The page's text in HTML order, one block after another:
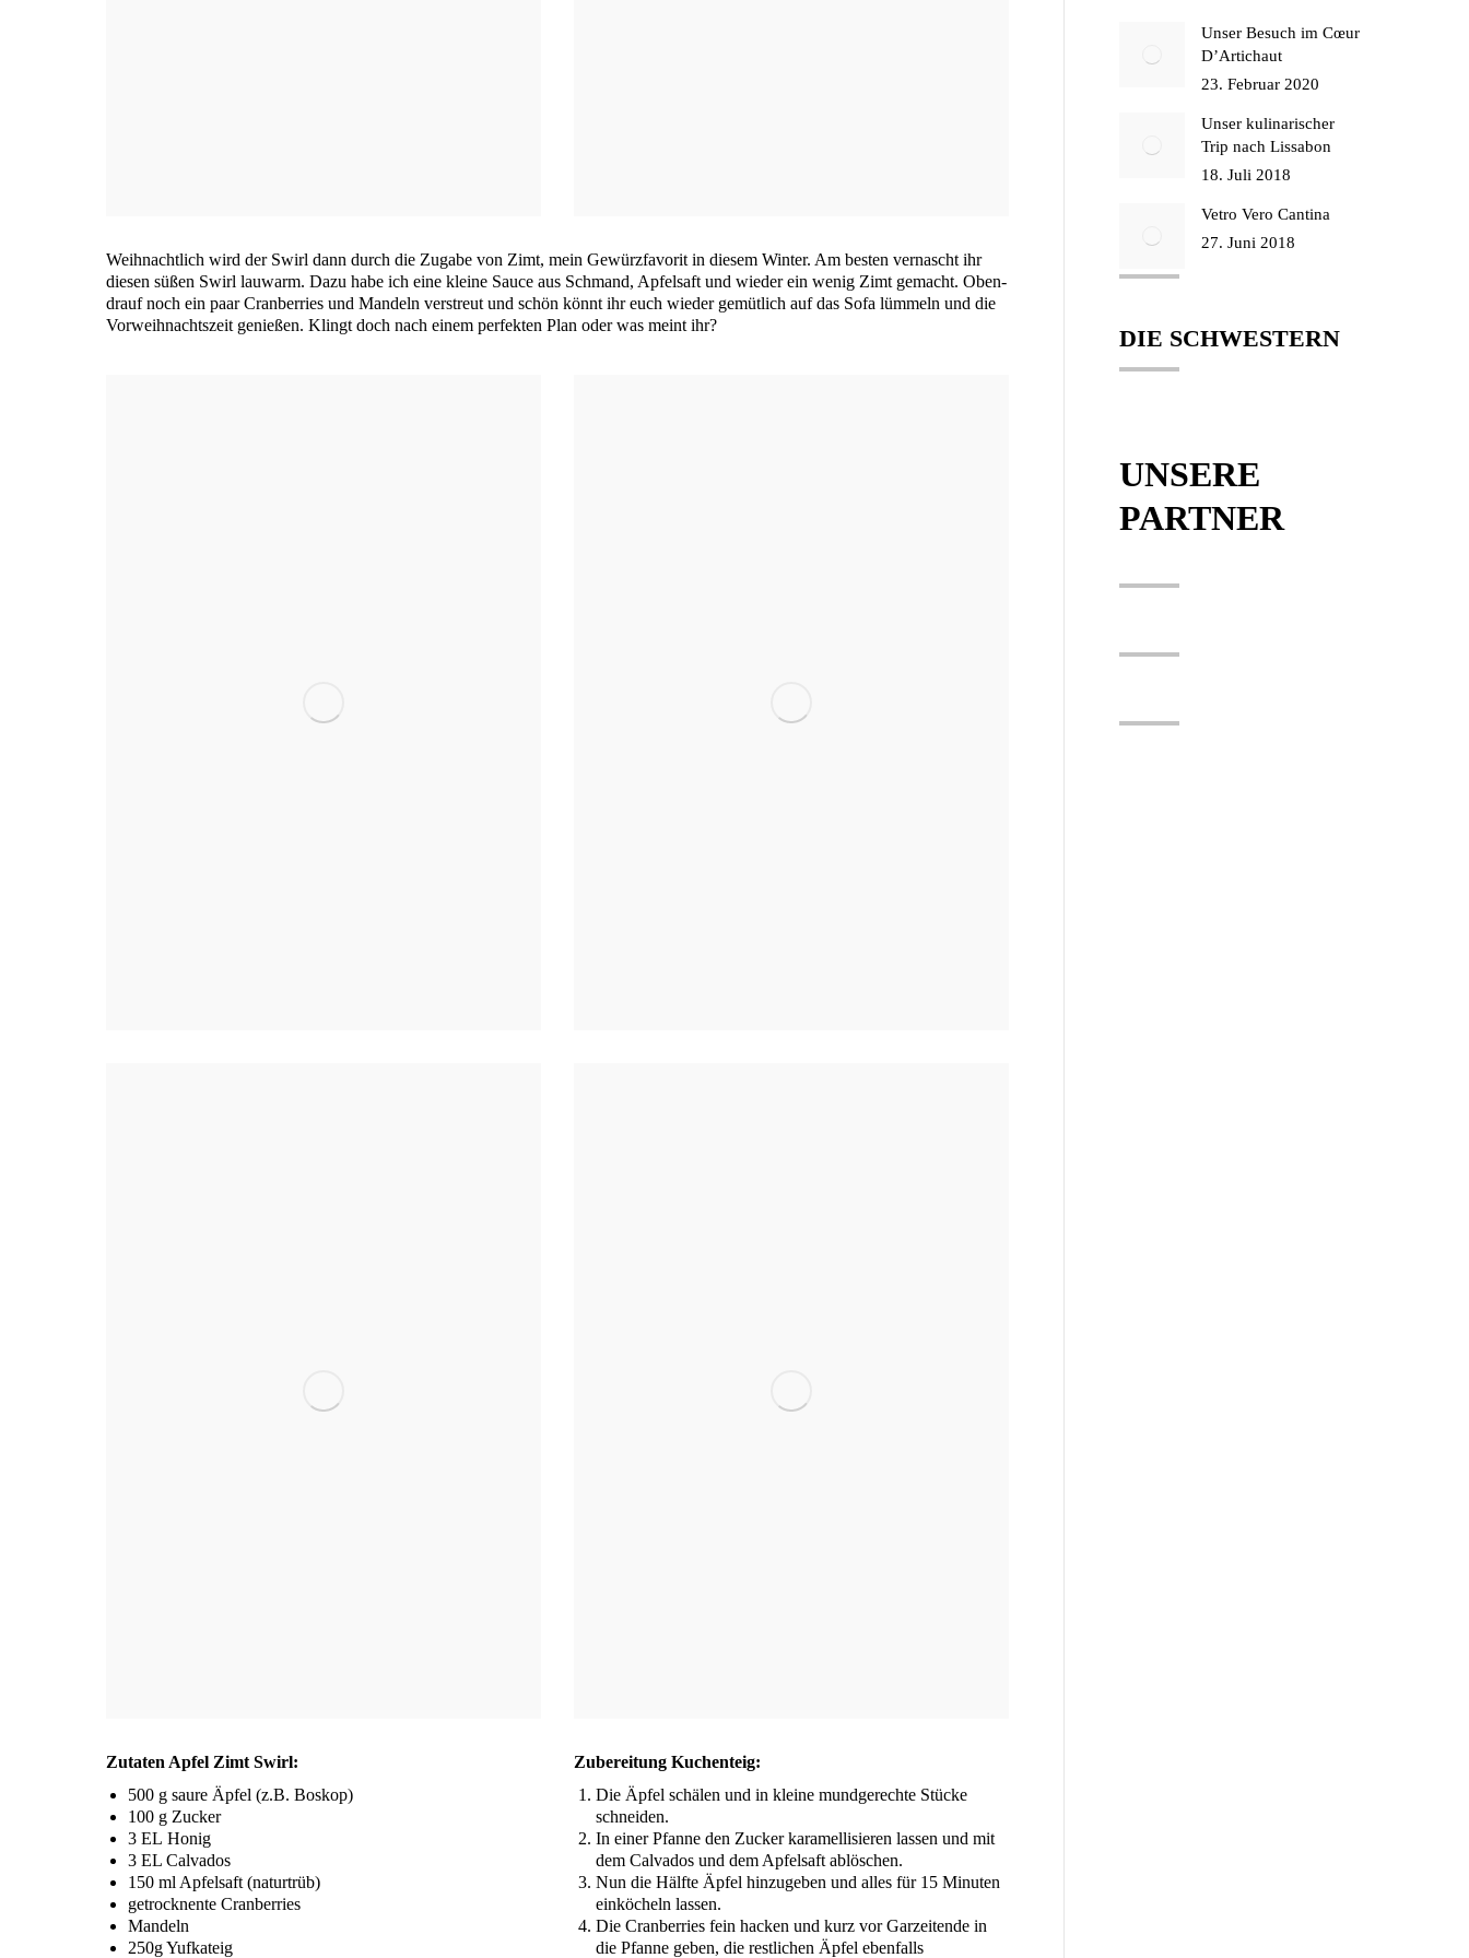
Weih­nacht­lich wird der Swirl dann durch die Zuga­be von Zimt, mein Gewürz­fa­vo­rit in die­sem Win­ter. Am bes­ten ver­nascht ihr
die­sen süßen Swirl lau­warm. Dazu habe ich eine klei­ne Sau­ce aus Schmand, Apfel­saft und wie­der ein wenig Zimt gemacht. Oben­
drauf noch ein paar Cran­ber­ries und Man­deln ver­streut und schön könnt ihr euch wie­der gemüt­lich auf das Sofa lüm­meln und die
Vor­weih­nachts­zeit genie­ßen. Klingt doch nach einem per­fek­ten Plan oder was meint ihr?
Zuta­ten Apfel Zimt Swirl:
500 g sau­re Äpfel (z.B. Boskop)
100 g Zucker
3 EL Honig
3 EL Calvados
150 ml Apfel­saft (natur­trüb)
getrock­nen­te Cranberries
Man­deln
250g Yuf­ka­teig
Zube­rei­tung Kuchenteig:
Die Äpfel schä­len und in klei­ne mund­ge­rech­te Stü­cke
schneiden.
In einer Pfan­ne den Zucker kara­mel­li­sie­ren las­sen und mit
dem Cal­va­dos und dem Apfel­saft ablöschen.
Nun die Hälf­te Äpfel hin­zu­ge­ben und alles für 15 Minu­ten
ein­kö­cheln lassen.
Die Cran­ber­ries fein hacken und kurz vor Gar­zei­ten­de in
die Pfan­ne geben, die rest­li­chen Äpfel eben­falls
Unser Besuch im Cœur
D’Artichaut
23. Februar 2020
Unser kulinarischer
Trip nach Lissabon
18. Juli 2018
Vetro Vero Cantina
27. Juni 2018
DIE SCHWESTERN
UNSERE
PARTNER